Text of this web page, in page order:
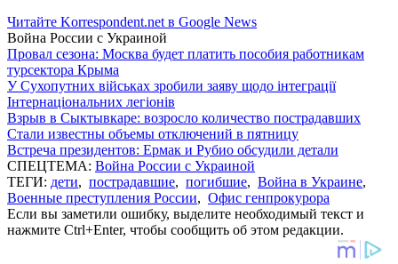
Читайте Korrespondent.net в Google News
Война России с Украиной
Провал сезона: Москва будет платить пособия работникам
турсектора Крыма
У Сухопутних військах зробили заяву щодо інтеграції
Інтернаціональних легіонів
Взрыв в Сыктывкаре: возросло количество пострадавших
Стали известны объемы отключений в пятницу
Встреча президентов: Ермак и Рубио обсудили детали
СПЕЦТЕМА: Война России с Украиной
ТЕГИ: дети, пострадавшие, погибшие, Война в Украине,
Военные преступления России, Офис генпрокурора
Если вы заметили ошибку, выделите необходимый текст и
нажмите Ctrl+Enter, чтобы сообщить об этом редакции.